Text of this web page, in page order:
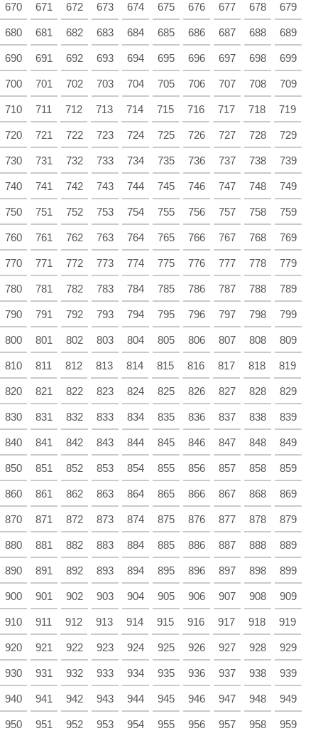
670 671 672 673 674 675 676 677 678 679
680 681 682 683 684 685 686 687 688 689
690 691 692 693 694 695 696 697 698 699
700 701 702 703 704 705 706 707 708 709
710 711 712 713 714 715 716 717 718 719
720 721 722 723 724 725 726 727 728 729
730 731 732 733 734 735 736 737 738 739
740 741 742 743 744 745 746 747 748 749
750 751 752 753 754 755 756 757 758 759
760 761 762 763 764 765 766 767 768 769
770 771 772 773 774 775 776 777 778 779
780 781 782 783 784 785 786 787 788 789
790 791 792 793 794 795 796 797 798 799
800 801 802 803 804 805 806 807 808 809
810 811 812 813 814 815 816 817 818 819
820 821 822 823 824 825 826 827 828 829
830 831 832 833 834 835 836 837 838 839
840 841 842 843 844 845 846 847 848 849
850 851 852 853 854 855 856 857 858 859
860 861 862 863 864 865 866 867 868 869
870 871 872 873 874 875 876 877 878 879
880 881 882 883 884 885 886 887 888 889
890 891 892 893 894 895 896 897 898 899
900 901 902 903 904 905 906 907 908 909
910 911 912 913 914 915 916 917 918 919
920 921 922 923 924 925 926 927 928 929
930 931 932 933 934 935 936 937 938 939
940 941 942 943 944 945 946 947 948 949
950 951 952 953 954 955 956 957 958 959